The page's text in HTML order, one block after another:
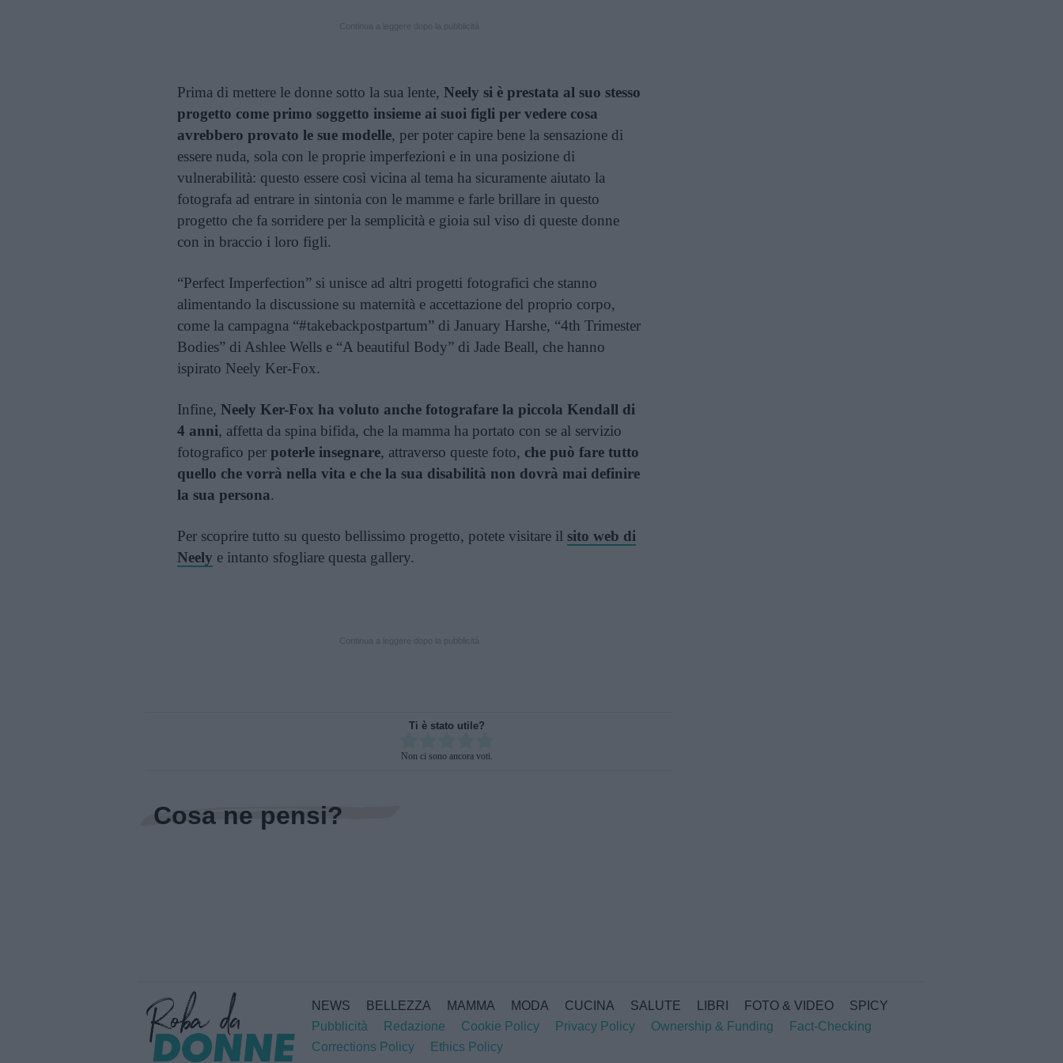
Prima di mettere le donne sotto la sua lente, Neely si è prestata al suo stesso
progetto come primo soggetto insieme ai suoi figli per vedere cosa
avrebbero provato le sue modelle, per poter capire bene la sensazione di
essere nuda, sola con le proprie imperfezioni e in una posizione di
vulnerabilità: questo essere così vicina al tema ha sicuramente aiutato la
fotografa ad entrare in sintonia con le mamme e farle brillare in questo
progetto che fa sorridere per la semplicità e gioia sul viso di queste donne
con in braccio i loro figli.
“Perfect Imperfection” si unisce ad altri progetti fotografici che stanno
alimentando la discussione su maternità e accettazione del proprio corpo,
come la campagna “#takebackpostpartum” di January Harshe, “4th Trimester
Bodies” di Ashlee Wells e “A beautiful Body” di Jade Beall, che hanno
ispirato Neely Ker-Fox.
Infine, Neely Ker-Fox ha voluto anche fotografare la piccola Kendall di
4 anni, affetta da spina bifida, che la mamma ha portato con se al servizio
fotografico per poterle insegnare, attraverso queste foto, che può fare tutto
quello che vorrà nella vita e che la sua disabilità non dovrà mai definire
la sua persona.
Per scoprire tutto su questo bellissimo progetto, potete visitare il sito web di
Neely e intanto sfogliare questa gallery.
Ti è stato utile?
Non ci sono ancora voti.
Cosa ne pensi?
NEWS BELLEZZA MAMMA MODA CUCINA SALUTE LIBRI FOTO & VIDEO
SPICY
Pubblicità
Redazione Cookie Policy Privacy Policy Ownership & Funding
Fact-Checking
Corrections Policy
Ethics Policy